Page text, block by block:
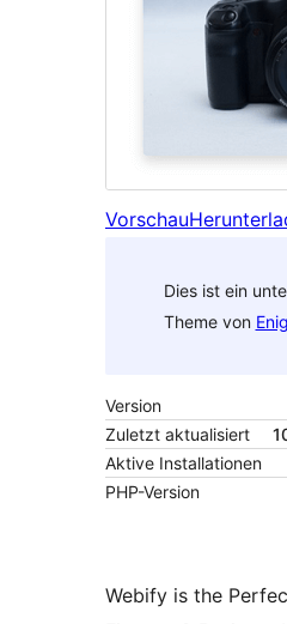
Vorschau
Dies ist ein
Theme von
Version
Zuletzt aktualisiert
Aktive Installationen
PHP-Version
Webify is the